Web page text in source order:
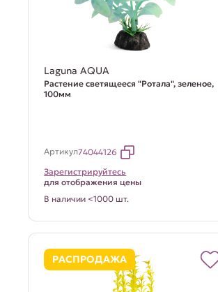
Laguna AQUA
Растение светящееся "Ротала", зеленое,
100мм
Артикул74044126
Зарегистрируйтесь
для отображения цены
В наличии <1000 шт.
РАСПРОДАЖА